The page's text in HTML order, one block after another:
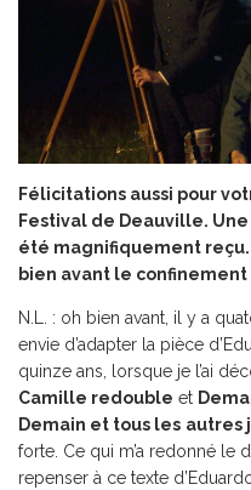
Félicitations aussi pour
Festival de Deauville.
été magnifiquement reçu.
bien avant le
N.L. : oh bien avant, il y a
envie d’adapter la pièce
quinze ans, lorsque je l’ai
Camille redouble et
Demain et tous les autres
forte. Ce qui m’a redonné le
repenser à ce texte